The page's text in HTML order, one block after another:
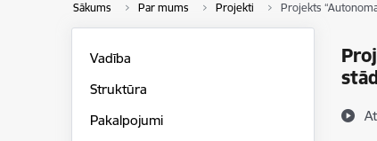
Sākums Par mums Projekti Projekts
Vadība
Struktūra
Pakalpojumi